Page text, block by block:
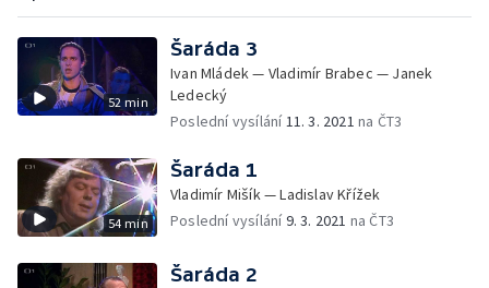
52 min
Šaráda 3
Ivan Mládek — Vladimír Brabec — Janek
Ledecký
Poslední vysílání11. 3. 2021 na ČT3
54 min
Šaráda 1
Vladimír Mišík — Ladislav Křížek
Poslední vysílání9. 3. 2021 na ČT3
Šaráda 2